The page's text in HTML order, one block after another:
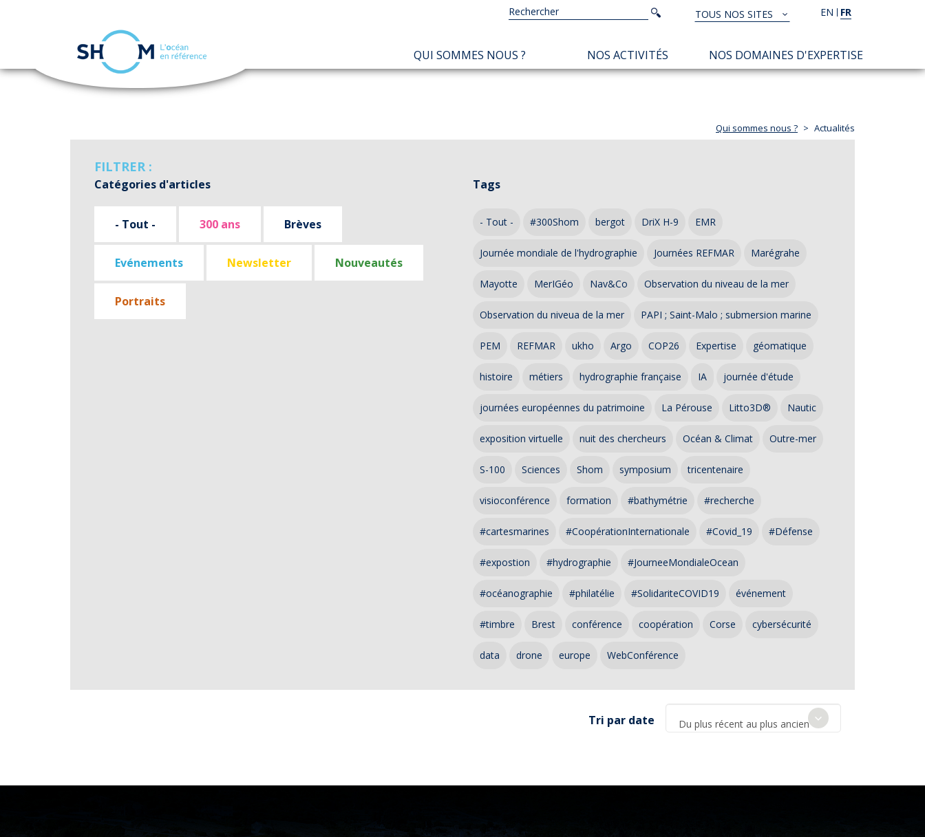
Aller
EN FR
TOUS
NOS
SITES
TOUS NOS SITES
Rechercher
Rechercher
NAVIGATION
PRINCIPALE
QUI SOMMES NOUS ? NOS ACTIVITÉS NOS DOMAINES D'EXPERTISE
Qui sommes nous ? Actualités
FILTRER :
Catégories d'articles
- Tout - 300 ans Brèves
Evénements Newsletter Nouveautés
Portraits
Tags
- Tout - #300Shom bergot DriX H-9 EMR
Journée mondiale de l'hydrographie Journées REFMAR Marégrahe
Mayotte MerIGéo Nav&Co Observation du niveau de la mer
Observation du niveua de la mer PAPI ; Saint-Malo ; submersion marine
PEM REFMAR ukho Argo COP26 Expertise géomatique
histoire métiers hydrographie française IA journée d'étude
journées européennes du patrimoine La Pérouse Litto3D® Nautic
exposition virtuelle nuit des chercheurs Océan & Climat Outre-mer
S-100 Sciences Shom symposium tricentenaire
visioconférence formation #bathymétrie #recherche
#cartesmarines #CoopérationInternationale #Covid_19 #Défense
#expostion #hydrographie #JourneeMondialeOcean
#océanographie #philatélie #SolidariteCOVID19 événement
#timbre Brest conférence coopération Corse cybersécurité
data drone europe WebConférence
Tri par date Du plus récent au plus ancien